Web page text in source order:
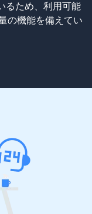
るため、利用可能
の機能を備えてい